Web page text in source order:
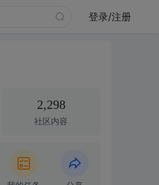
登录/注册
2,298
社区内容